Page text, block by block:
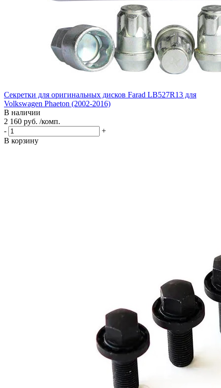
Секретки для оригинальных дисков Farad LB527R13 для
Volkswagen Phaeton (2002-2016)
В наличии
2 160 руб. /комп.
-
+
В корзину